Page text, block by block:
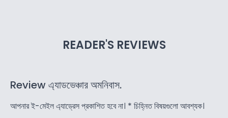
READER'S REVIEWS
Review এ্যাডভেঞ্চার অমনিবাস.
আপনার ই-মেইল এ্যাড্রেস প্রকাশিত হবে না। * চিহ্নিত বিষয়গুলো আবশ্যক।